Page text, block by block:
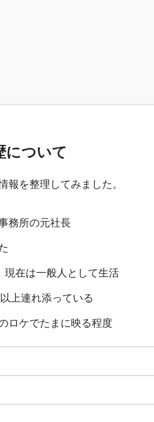
について
報を整理してみました。
務所の元社長
現在は一般人として生活
上連れ添っている
ロケでたまに映る程度